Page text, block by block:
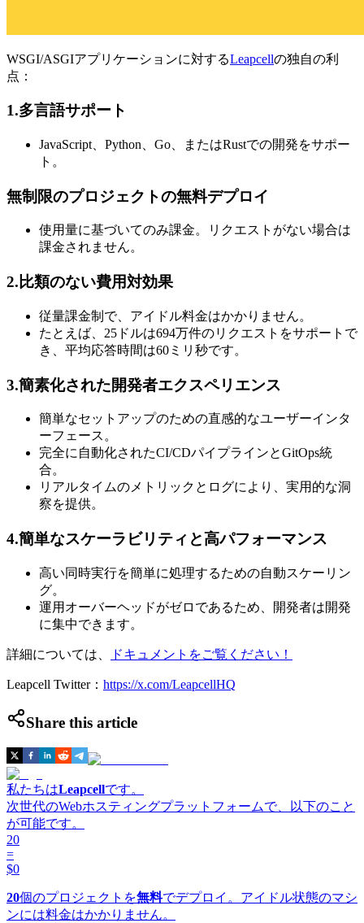
WSGI/ASGIアプリケーションに対するLeapcellの独自の利
点：
1.多言語サポート
JavaScript、Python、Go、またはRustでの開発をサポー
ト。
無制限のプロジェクトの無料デプロイ
使用量に基づいてのみ課金。リクエストがない場合は
課金されません。
2.比類のない費用対効果
従量課金制で、アイドル料金はかかりません。
たとえば、25ドルは694万件のリクエストをサポートで
き、平均応答時間は60ミリ秒です。
3.簡素化された開発者エクスペリエンス
簡単なセットアップのための直感的なユーザーインタ
ーフェース。
完全に自動化されたCI/CDパイプラインとGitOps統
合。
リアルタイムのメトリックとログにより、実用的な洞
察を提供。
4.簡単なスケーラビリティと高パフォーマンス
高い同時実行を簡単に処理するための自動スケーリン
グ。
運用オーバーヘッドがゼロであるため、開発者は開発
に集中できます。
詳細については、 ドキュメントをご覧ください！
Leapcell Twitter： https://x.com/LeapcellHQ
Share this article
私たちはLeapcellです。
次世代のWebホスティングプラットフォームで、以下のこと
が可能です。
20
=
$0
20個のプロジェクトを無料でデプロイ。アイドル状態のマシ
ンには料金はかかりません。